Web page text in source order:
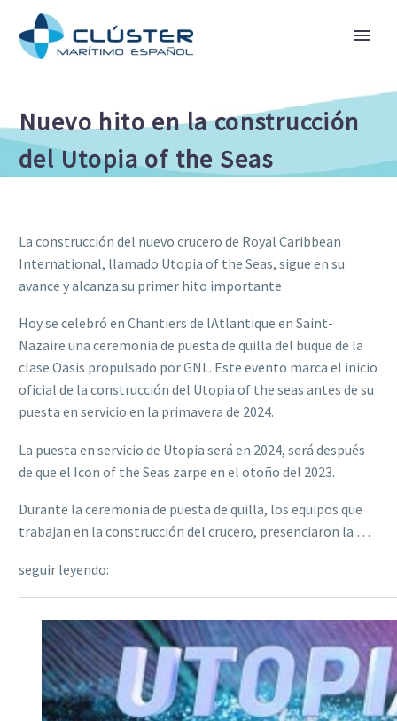
Nuevo hito en la construcción
del Utopia of the Seas
La construcción del nuevo crucero de Royal Caribbean
International, llamado Utopia of the Seas, sigue en su
avance y alcanza su primer hito importante
Hoy se celebró en Chantiers de lAtlantique en Saint-
Nazaire una ceremonia de puesta de quilla del buque de la
clase Oasis propulsado por GNL. Este evento marca el inicio
oficial de la construcción del Utopia of the seas antes de su
puesta en servicio en la primavera de 2024.
La puesta en servicio de Utopia será en 2024, será después
de que el Icon of the Seas zarpe en el otoño del 2023.
Durante la ceremonia de puesta de quilla, los equipos que
trabajan en la construcción del crucero, presenciaron la …
seguir leyendo: